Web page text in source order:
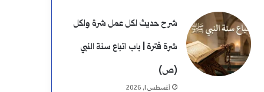
شرح حديث لكل عمل شرة ولكل
شرة فترة | باب اتباع سنة النبي
(ص)
أغسطس 1, 2026